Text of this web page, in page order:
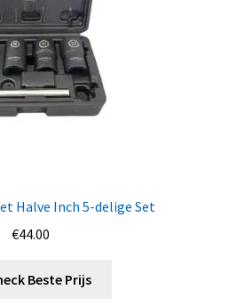
Halve Inch 5-delige Set
€44.00
Beste Prijs